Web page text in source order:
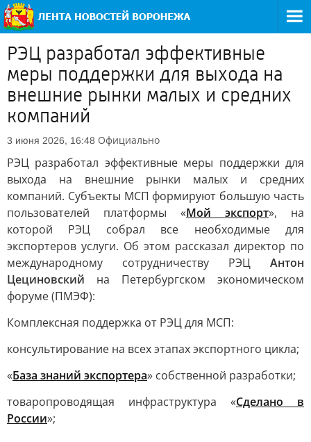
РЭЦ разработал эффективные
меры поддержки для выхода на
внешние рынки малых и средних
компаний
3 июня 2026, 16:48 Официально
РЭЦ разработал эффективные меры поддержки для
выхода на внешние рынки малых и средних
компаний. Субъекты МСП формируют большую часть
пользователей платформы «Мой экспорт», на
которой РЭЦ собрал все необходимые для
экспортеров услуги. Об этом рассказал директор по
международному сотрудничеству РЭЦ Антон
Цециновский на Петербургском экономическом
форуме (ПМЭФ):
Комплексная поддержка от РЭЦ для МСП:
консультирование на всех этапах экспортного цикла;
«База знаний экспортера» собственной разработки;
товаропроводящая инфраструктура «Сделано в
России»;